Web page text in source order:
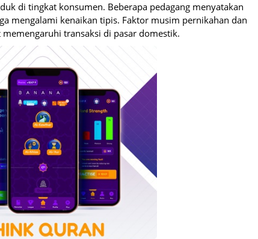
di tingkat konsumen. Beberapa pedagang menyatakan
mengalami kenaikan tipis. Faktor musim pernikahan dan
transaksi di pasar domestik.